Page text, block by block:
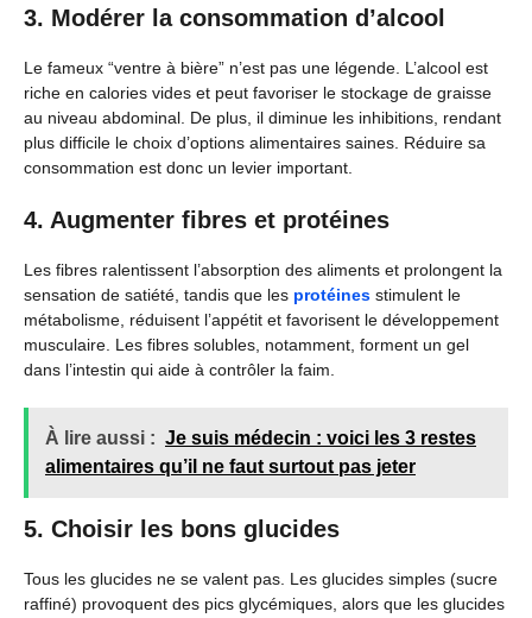
3. Modérer la consommation d’alcool
Le fameux “ventre à bière” n’est pas une légende. L’alcool est
riche en calories vides et peut favoriser le stockage de graisse
au niveau abdominal. De plus, il diminue les inhibitions, rendant
plus difficile le choix d’options alimentaires saines. Réduire sa
consommation est donc un levier important.
4. Augmenter fibres et protéines
Les fibres ralentissent l’absorption des aliments et prolongent la
sensation de satiété, tandis que les protéines stimulent le
métabolisme, réduisent l’appétit et favorisent le développement
musculaire. Les fibres solubles, notamment, forment un gel
dans l’intestin qui aide à contrôler la faim.
À lire aussi : Je suis médecin : voici les 3 restes
alimentaires qu’il ne faut surtout pas jeter
5. Choisir les bons glucides
Tous les glucides ne se valent pas. Les glucides simples (sucre
raffiné) provoquent des pics glycémiques, alors que les glucides